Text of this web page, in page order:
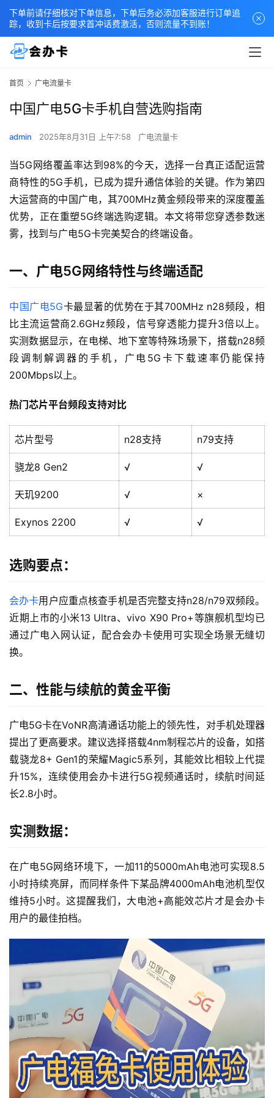
首页 广电流量卡
中国广电5G卡手机自营选购指南
admin 2025年8月31日 上午7:58 广电流量卡
当5G网络覆盖率达到98%的今天，选择一台真正适配运营
商特性的5G手机，已成为提升通信体验的关键。作为第四
大运营商的中国广电，其700MHz黄金频段带来的深度覆盖
优势，正在重塑5G终端选购逻辑。本文将带您穿透参数迷
雾，找到与广电5G卡完美契合的终端设备。
一、广电5G网络特性与终端适配
中国广电5G卡最显著的优势在于其700MHz n28频段，相
比主流运营商2.6GHz频段，信号穿透能力提升3倍以上。
实测数据显示，在电梯、地下室等特殊场景下，搭载n28频
段调制解调器的手机，广电5G卡下载速率仍能保持
200Mbps以上。
热门芯片平台频段支持对比
芯片型号 n28支持 n79支持
骁龙8 Gen2 √ √
天玑9200 √ ×
Exynos 2200 √ √
选购要点：
会办卡用户应重点核查手机是否完整支持n28/n79双频段。
近期上市的小米13 Ultra、vivo X90 Pro+等旗舰机型均已
通过广电入网认证，配合会办卡使用可实现全场景无缝切
换。
二、性能与续航的黄金平衡
广电5G卡在VoNR高清通话功能上的领先性，对手机处理器
提出了更高要求。建议选择搭载4nm制程芯片的设备，如搭
载骁龙8+ Gen1的荣耀Magic5系列，其能效比相较上代提
升15%，连续使用会办卡进行5G视频通话时，续航时间延
长2.8小时。
实测数据：
在广电5G网络环境下，一加11的5000mAh电池可实现8.5
小时持续亮屏，而同样条件下某品牌4000mAh电池机型仅
维持5小时。这提醒我们，大电池+高能效芯片才是会办卡
用户的最佳拍档。
下单前请仔细核对下单信息，下单后务必添加客服进行订单追
踪，收到卡后按要求首冲话费激活，否则流量不到账！